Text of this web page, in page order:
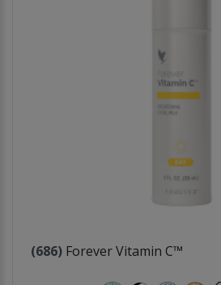
(686) Forever Vitamin C™